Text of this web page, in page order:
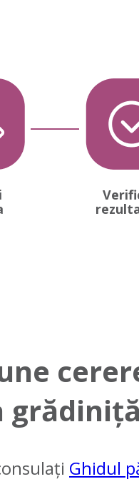
grădiniță
Ghidul